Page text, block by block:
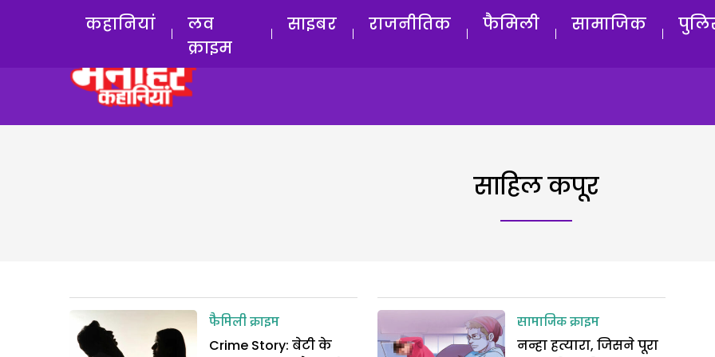
कहानियां
लव
क्राइम
साइबर राजनीतिक फैमिली सामाजिक
साहिल कपूर
फैमिली क्राइम
Crime Story: बेटी के
सामाजिक क्राइम
नन्हा हत्यारा, जिसने पूरा